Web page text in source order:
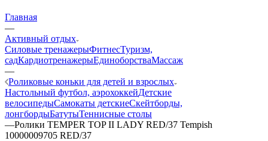
Главная
—
Активный отдых
Силовые тренажерыФитнесТуризм,
садКардиотренажерыЕдиноборстваМассаж
—
Роликовые коньки для детей и взрослых
Настольный футбол, аэрохоккейДетские
велосипедыСамокаты детскиеСкейтборды,
лонгбордыБатутыТеннисные столы
—Ролики TEMPER TOP II LADY RED/37 Tempish
10000009705 RED/37